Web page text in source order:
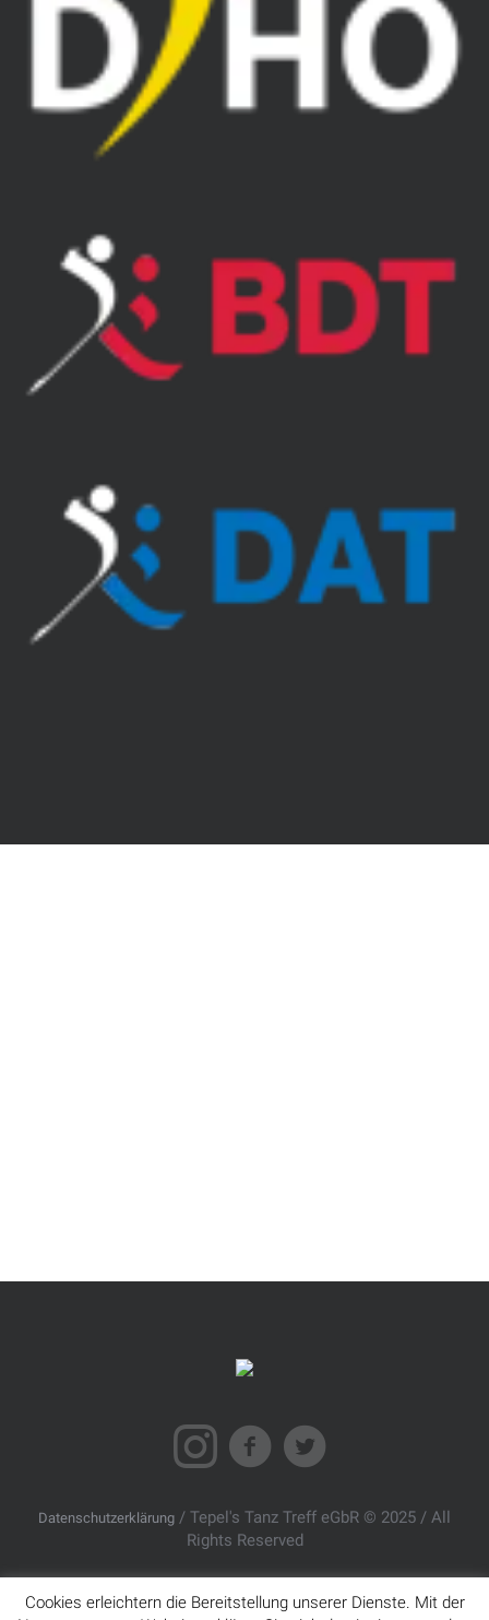
Datenschutzerklärung / Tepel's Tanz Treff eGbR © 2025 / All
Rights Reserved
Cookies erleichtern die Bereitstellung unserer Dienste. Mit der